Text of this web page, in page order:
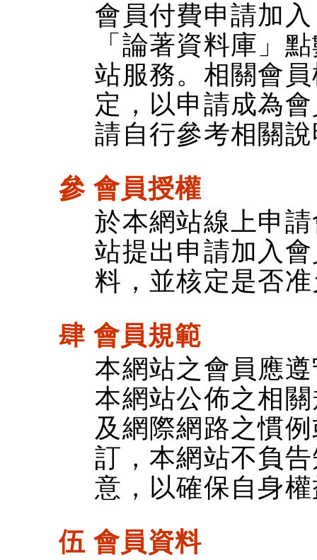
會員付費申請加
「論著資料庫」
站服務。相關會
定，以申請成為
請自行參考相關
參 會員授權
於本網站線上申
站提出申請加入
料，並核定是否
肆 會員規範
本網站之會員應
本網站公佈之相
及網際網路之慣
訂，本網站不負
意，以確保自身
伍 會員資料